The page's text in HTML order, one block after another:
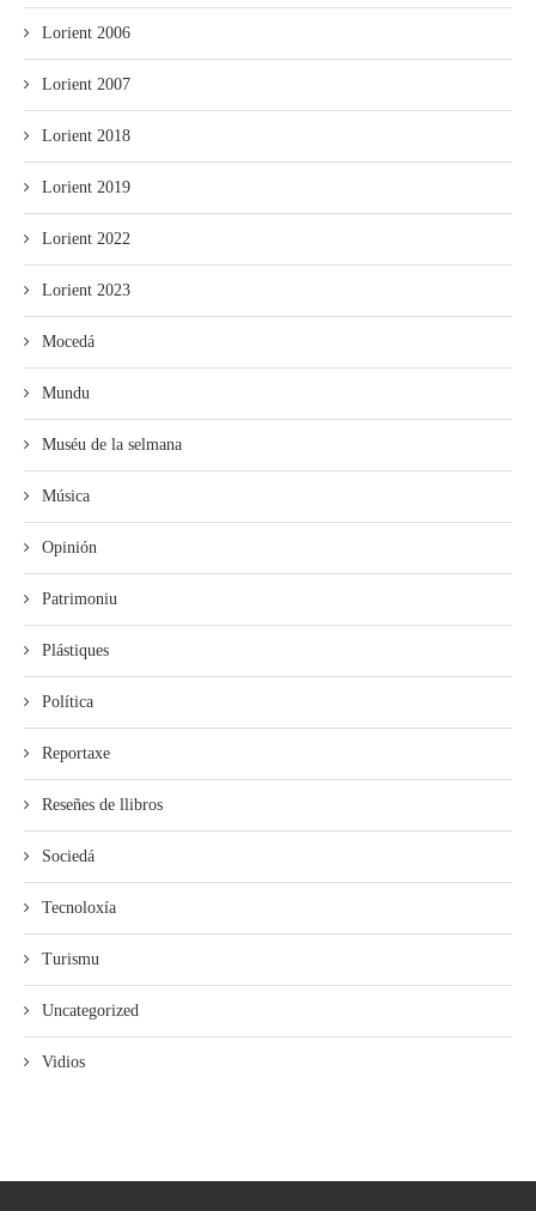
Lorient 2006
Lorient 2007
Lorient 2018
Lorient 2019
Lorient 2022
Lorient 2023
Mocedá
Mundu
Muséu de la selmana
Música
Opinión
Patrimoniu
Plástiques
Política
Reportaxe
Reseñes de llibros
Sociedá
Tecnoloxía
Turismu
Uncategorized
Vidios